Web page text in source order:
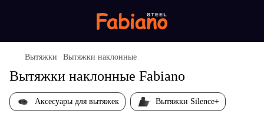
Вытяжки Вытяжки наклонные
Вытяжки наклонные Fabiano
Аксесуары для вытяжек Вытяжки Silence+